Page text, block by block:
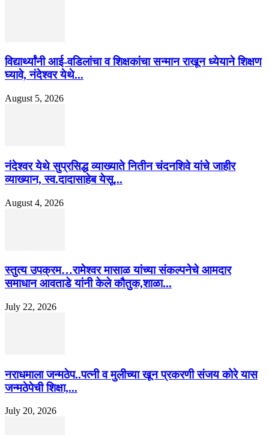
विद्यार्थ्यांनी आई-वडिलांचा व शिक्षकांचा सन्मान राखून ध्येयाने शिक्षण
घ्यावे, नंदेश्वर येथे...
August 5, 2026
नंदेश्वर येथे सुप्रसिद्ध व्याख्याते नितीन चंदनशिवे यांचे जाहीर
व्याख्यान, स्व.दादासाहेब येसू...
August 4, 2026
स्तुत्य उपक्रम…रामेश्वर मासाळ यांच्या संकल्पनेचे आमदार
समाधान आवताडे यांनी केले कौतुक,शाळा...
July 22, 2026
नराधमाला जन्मठेप..पत्नी व मुलीच्या खून प्रकरणी संजय कोरे यास
जन्मठेपेची शिक्षा,...
July 20, 2026